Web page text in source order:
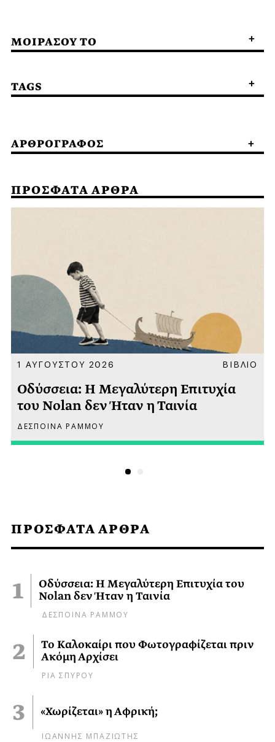
ΠΡΟΣΦΑΤΑ ΑΡΘΡΑ
Οδύσσεια: Η Μεγαλύτερη Επιτυχία του
Nolan δεν Ήταν η Ταινία
ΔΕΣΠΟΙΝΑ ΡΑΜΜΟΥ
Το Καλοκαίρι που Φωτογραφίζεται πριν
Ακόμη Αρχίσει
ΡΙΑ ΣΠΥΡΟΥ
«Χωρίζεται» η Αφρική;
ΙΩΑΝΝΗΣ ΜΠΑΖΙΩΤΗΣ
ΜΟΙΡΑΣΟΥ ΤΟ
TAGS
ΑΡΘΡΟΓΡΑΦΟΣ
ΠΡΟΣΦΑΤΑ ΑΡΘΡΑ
1 ΑΥΓΟΥΣΤΟΥ 2026 ΒΙΒΛΙΟ
Οδύσσεια: Η Μεγαλύτερη Επιτυχία
του Nolan δεν Ήταν η Ταινία
ΔΕΣΠΟΙΝΑ ΡΑΜΜΟΥ